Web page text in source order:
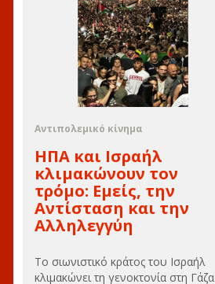
Αντιπολεμικό κίνημα
ΗΠΑ και Ισραήλ
κλιμακώνουν τον
τρόμο: Εμείς, την
Αντίσταση και την
Αλληλεγγύη
Το σιωνιστικό κράτος του Ισραήλ
κλιμακώνει τη γενοκτονία στη Γάζα